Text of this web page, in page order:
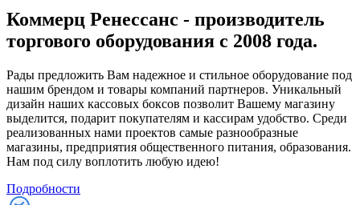
Коммерц Ренессанс - производитель
торгового оборудования с 2008 года.
Рады предложить Вам надежное и стильное оборудование под
нашим брендом и товары компаний партнеров. Уникальный
дизайн наших кассовых боксов позволит Вашему магазину
выделится, подарит покупателям и кассирам удобство. Среди
реализованных нами проектов самые разнообразные
магазины, предприятия общественного питания, образования.
Нам под силу воплотить любую идею!
Подробности